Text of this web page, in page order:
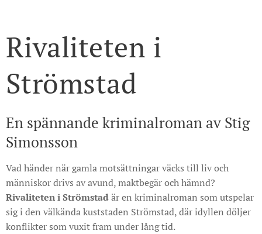
Rivaliteten i
Strömstad
En spännande kriminalroman av Stig
Simonsson
Vad händer när gamla motsättningar väcks till liv och
människor drivs av avund, maktbegär och hämnd?
Rivaliteten i Strömstadär en kriminalroman som utspelar
sig i den välkända kuststaden Strömstad, där idyllen döljer
konflikter som vuxit fram under lång tid.